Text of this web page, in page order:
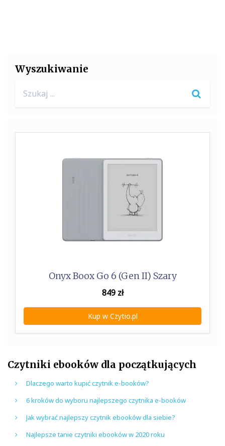
Wyszukiwanie
for:
Onyx Boox Go 6 (Gen II) Szary
849zł
Kup w Czytio.pl
Czytniki ebooków dla początkujących
Dlaczego warto kupić czytnik e-booków?
6 kroków do wyboru najlepszego czytnika e-booków
Jak wybrać najlepszy czytnik ebooków dla siebie?
Najlepsze tanie czytniki ebooków w 2020 roku